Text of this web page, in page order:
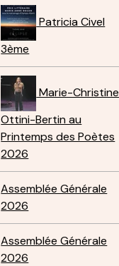
Patricia Civel
3ème
Marie-Christine
Ottini-Bertin au
Printemps des Poètes
2026
Assemblée Générale
2026
Assemblée Générale
2026